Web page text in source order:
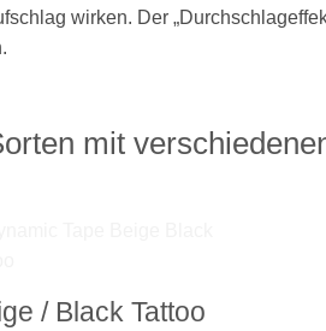
wirken. Der
mit
/ Black Tattoo